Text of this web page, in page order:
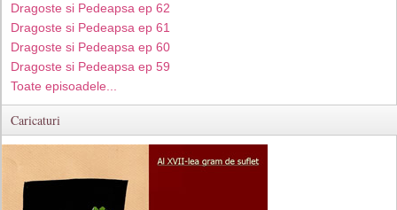
Dragoste si Pedeapsa ep 62
Dragoste si Pedeapsa ep 61
Dragoste si Pedeapsa ep 60
Dragoste si Pedeapsa ep 59
Toate episoadele...
Caricaturi